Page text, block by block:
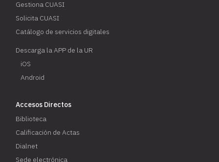
Gestiona CUASI
Solicita CUASI
Catálogo de servicios digitales
Descarga la APP de la UR
iOS
Android
Accesos Directos
Biblioteca
Calificación de Actas
Dialnet
Sede electrónica